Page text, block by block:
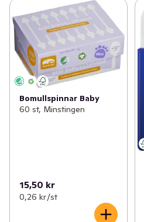
Bomullspinnar Baby
60 st, Minstingen
15,50 kr
0,26 kr /st